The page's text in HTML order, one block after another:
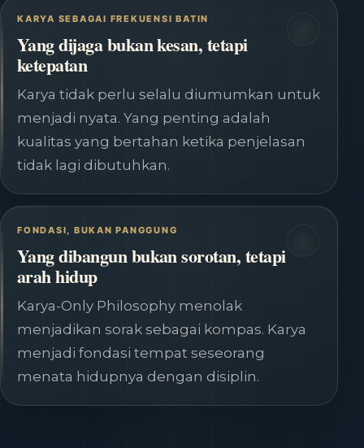
KARYA SEBAGAI FREKUENSI BATIN
Yang dijaga bukan kesan, tetapi
ketepatan
Karya tidak perlu selalu diumumkan untuk
menjadi nyata. Yang penting adalah
kualitas yang bertahan ketika penjelasan
tidak lagi dibutuhkan.
FONDASI, BUKAN PANGGUNG
Yang dibangun bukan sorotan, tetapi
arah hidup
Karya-Only Philosophy menolak
menjadikan sorak sebagai kompas. Karya
menjadi fondasi tempat seseorang
menata hidupnya dengan disiplin.